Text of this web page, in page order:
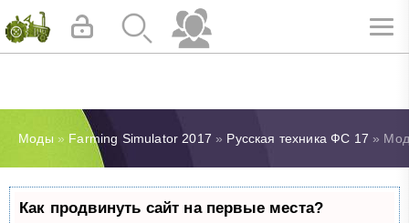
Моды » Farming Simulator 2017 » Русская техника ФС 17 »
Как продвинуть сайт на первые места?